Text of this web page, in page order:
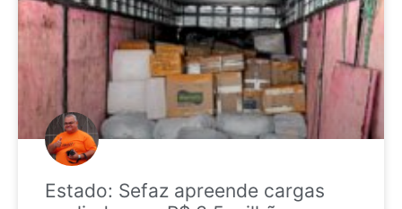
Estado: Sefaz apreende cargas